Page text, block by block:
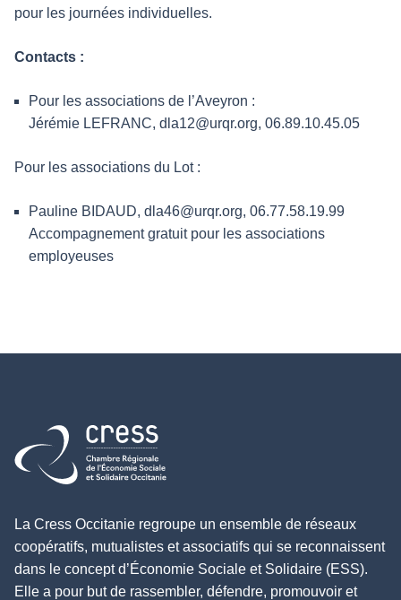
pour les journées individuelles.
Contacts :
Pour les associations de l’Aveyron :
Jérémie LEFRANC, dla12@urqr.org, 06.89.10.45.05
Pour les associations du Lot :
Pauline BIDAUD, dla46@urqr.org, 06.77.58.19.99
Accompagnement gratuit pour les associations
employeuses
Retour à l'accueil
La Cress Occitanie regroupe un ensemble de réseaux
coopératifs, mutualistes et associatifs qui se reconnaissent
dans le concept d’Économie Sociale et Solidaire (ESS).
Elle a pour but de rassembler, défendre, promouvoir et